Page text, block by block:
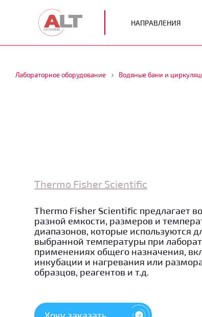
НАПРАВЛЕНИЯ
Лабораторное оборудование Водяные бани и
Thermo Fisher Scientific
Thermo Fisher Scientific предлагает
разной емкости, размеров и
диапазонов, которые используются
выбранной температуры при
применениях общего назначения,
инкубации и нагревания или
образцов, реагентов и т.д.